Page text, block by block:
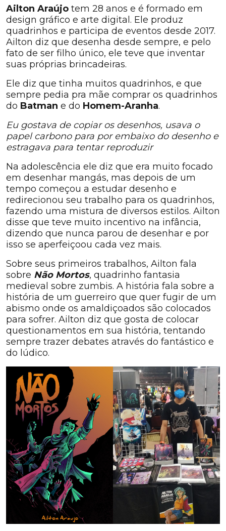
Ailton Araújo tem 28 anos e é formado em
design gráfico e arte digital. Ele produz
quadrinhos e participa de eventos desde 2017.
Ailton diz que desenha desde sempre, e pelo
fato de ser filho único, ele teve que inventar
suas próprias brincadeiras.
Ele diz que tinha muitos quadrinhos, e que
sempre pedia pra mãe comprar os quadrinhos
do Batman e do Homem-Aranha.
Eu gostava de copiar os desenhos, usava o
papel carbono para por embaixo do desenho e
estragava para tentar reproduzir
Na adolescência ele diz que era muito focado
em desenhar mangás, mas depois de um
tempo começou a estudar desenho e
redirecionou seu trabalho para os quadrinhos,
fazendo uma mistura de diversos estilos. Ailton
disse que teve muito incentivo na infância,
dizendo que nunca parou de desenhar e por
isso se aperfeiçoou cada vez mais.
Sobre seus primeiros trabalhos, Ailton fala
sobre Não Mortos, quadrinho fantasia
medieval sobre zumbis. A história fala sobre a
história de um guerreiro que quer fugir de um
abismo onde os amaldiçoados são colocados
para sofrer. Ailton diz que gosta de colocar
questionamentos em sua história, tentando
sempre trazer debates através do fantástico e
do lúdico.